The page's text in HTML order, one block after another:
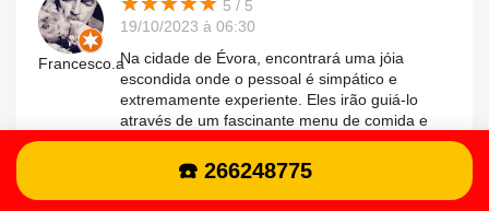
Francesco.a
5 / 5
19/10/2023 à 06:30
Na cidade de Évora, encontrará uma jóia
escondida onde o pessoal é simpático e
extremamente experiente. Eles irão guiá-lo
através de um fascinante menu de comida e
seleção de vinhos. O ambiente é
verdadeiramente cativante, adornado com
vibrantes decorações de parede e situado no
pátio do Palácio dos Duques de Cadaval.
☎️ 266248775